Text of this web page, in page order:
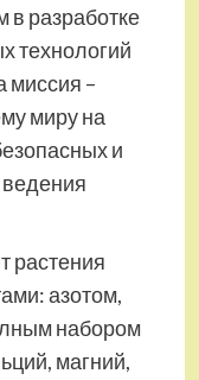
в разработке
технологий
миссия –
миру на
и
растения
азотом,
набором
магний,